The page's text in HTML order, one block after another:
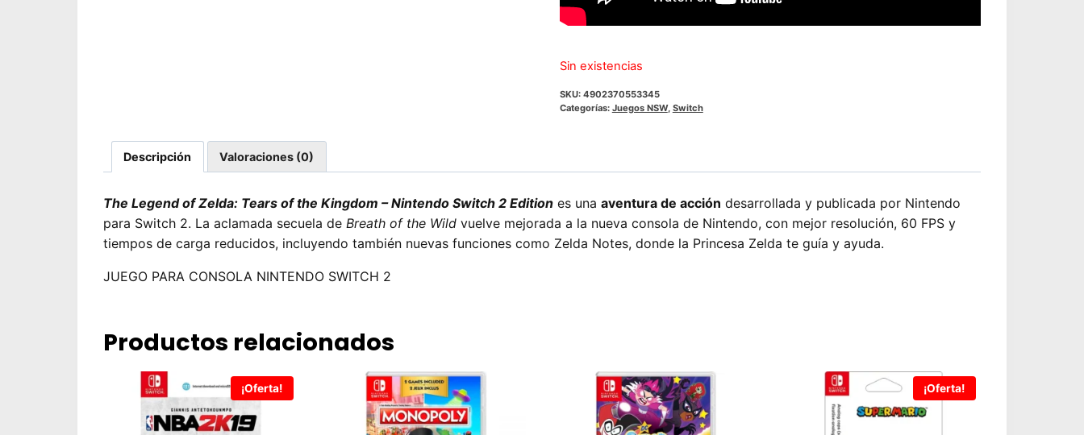
Sin existencias
SKU: 4902370553345
Categorías: Juegos NSW, Switch
Descripción Valoraciones (0)
The Legend of Zelda: Tears of the Kingdom – Nintendo Switch 2 Edition es una aventura de acción desarrollada y publicada por Nintendo
para Switch 2. La aclamada secuela de Breath of the Wild vuelve mejorada a la nueva consola de Nintendo, con mejor resolución, 60 FPS y
tiempos de carga reducidos, incluyendo también nuevas funciones como Zelda Notes, donde la Princesa Zelda te guía y ayuda.
JUEGO PARA CONSOLA NINTENDO SWITCH 2
Productos relacionados
¡Oferta! ¡Oferta!